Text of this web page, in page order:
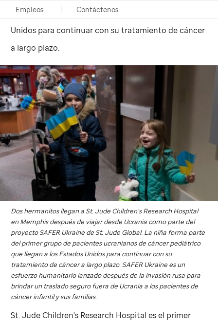
Empleos Contáctenos
de cáncer pediátrico que llegaron a los Estados
Unidos para continuar con su tratamiento de cáncer
a largo plazo.
Dos hermanitos llegan aSt. Jude Children’s Research Hospital
en Memphis después de viajar desde Ucrania como parte del
proyecto SAFER Ukraine deSt. Jude Global. La niña forma parte
del primer grupo de pacientes ucranianos de cáncer pediátrico
que llegan a los Estados Unidos para continuar con su
tratamiento de cáncer a largo plazo. SAFER Ukraine es un
esfuerzo humanitario lanzado después de la invasión rusa para
brindar un traslado seguro fuera de Ucrania a los pacientes de
cáncer infantil y sus familias.
St. Jude Children's Research Hospital es el primer